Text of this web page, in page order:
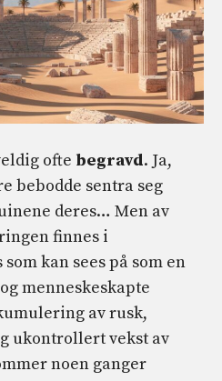
ofte begravd. Ja,
bebodde sentra seg
deres… Men av
finnes i
som kan sees på som en
menneskeskapte
av rusk,
ukontrollert vekst av
noen ganger